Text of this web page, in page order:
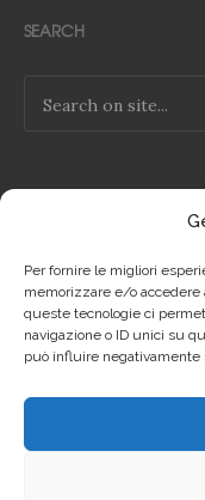
Per fornire le migliori
memorizzare e/o accedere
queste tecnologie ci
navigazione o ID unici su
può influire
SEARCH
Privacy Policy IT
Privacy Policy EN
Cookie Policy EN